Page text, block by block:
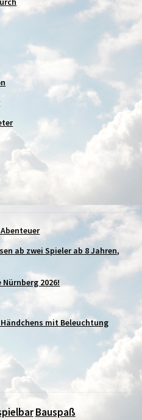
Abenteuer
ab zwei Spieler ab 8 Jahren,
2026!
mit Beleuchtung
Bauspaß